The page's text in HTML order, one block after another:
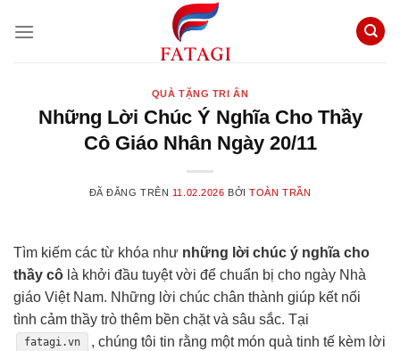
đến
QUÀ TẶNG TRI ÂN
Những Lời Chúc Ý Nghĩa Cho Thầy
Cô Giáo Nhân Ngày 20/11
ĐÃ ĐĂNG TRÊN 11.02.2026 BỞITOÀN TRẦN
Tìm kiếm các từ khóa như những lời chúc ý nghĩa cho
thầy cô là khởi đầu tuyệt vời để chuẩn bị cho ngày Nhà
giáo Việt Nam. Những lời chúc chân thành giúp kết nối
tình cảm thầy trò thêm bền chặt và sâu sắc. Tại
fatagi.vn
, chúng tôi tin rằng một món quà tinh tế kèm lời